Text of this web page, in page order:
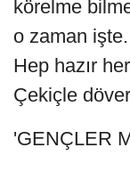
körelme
o zaman
Hep hazır
Çekiçle
'GENÇLER